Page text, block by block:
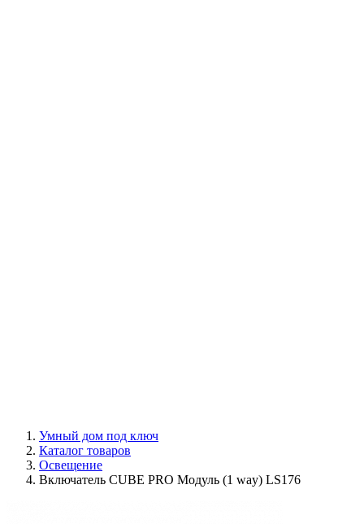
Умный дом под ключ
Каталог товаров
Освещение
Включатель CUBE PRO Модуль (1 way) LS176